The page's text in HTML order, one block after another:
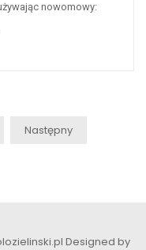
nowomowy:
Następny
Designed by